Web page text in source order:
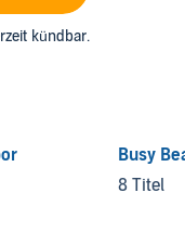
kündbar.
Busy
8 Titel